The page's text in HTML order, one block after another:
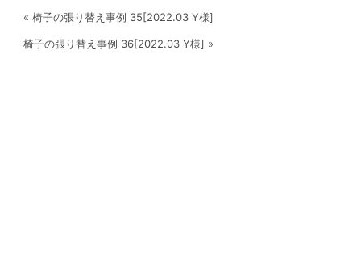
« 椅子の張り替え事例 35[2022.03 Y様]
椅子の張り替え事例 36[2022.03 Y様] »